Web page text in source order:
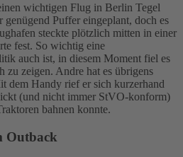
wichtigen Flug in Berlin Tegel
Puffer eingeplant, doch es
steckte plötzlich mitten in einer
fest. So wichtig eine
auch ist, in diesem Moment fiel es
zu zeigen. Andre hat es übrigens
dem Handy rief er sich kurzerhand
(und nicht immer StVO-konform)
bahnen konnte.
Outback